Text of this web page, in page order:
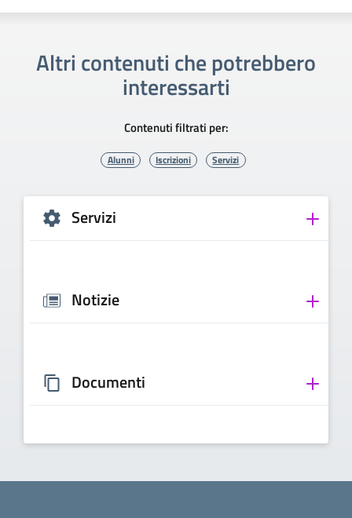
Altri contenuti che potrebbero
interessarti
Contenuti filtrati per:
Alunni Iscrizioni Servizi
Servizi
Notizie
Documenti